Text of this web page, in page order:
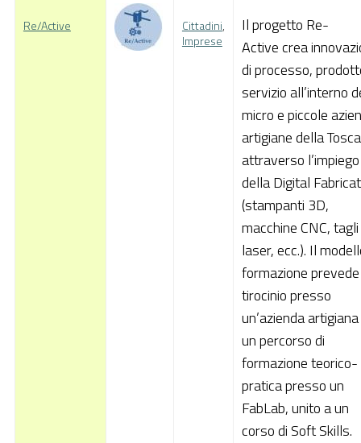
Documentazione
Re/Active Cittadini,
Imprese
Il progetto Re-
Active crea
di processo,
servizio all’interno
micro e piccole
artigiane della
attraverso l’impiego
della Digital
(stampanti 3D,
macchine CNC, tagli
laser, ecc.). Il
formazione
tirocinio presso
un’azienda
un percorso di
formazione teorico-
pratica presso un
FabLab, unito a un
corso di Soft Skills.